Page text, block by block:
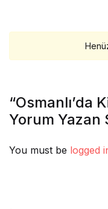
“Osmanlı’da
Yorum Yazan
You must be logged